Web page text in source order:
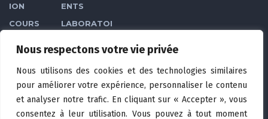
Nous respectons votre vie privée
Nous utilisons des cookies et des technologies similaires
pour améliorer votre expérience, personnaliser le contenu
et analyser notre trafic. En cliquant sur « Accepter », vous
consentez à leur utilisation. Vous pouvez à tout moment
ION
ENTS
COURS
LABORATOI
GALERIE
CLUBS DES
CONDITION
GÉNÉRALES
D’UTILISATI